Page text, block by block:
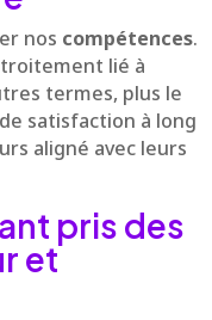
nos compétences.
lié à
termes, plus le
satisfaction à long
aligné avec leurs
pris des
et